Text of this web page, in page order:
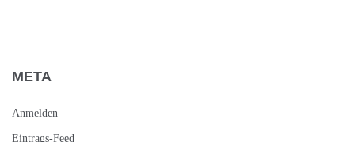
META
Anmelden
Eintrags-Feed